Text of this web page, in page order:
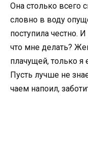
Она столько всего
словно в воду
поступила честно.
что мне делать?
плачущей, только я
Пусть лучше не
чаем напоил,